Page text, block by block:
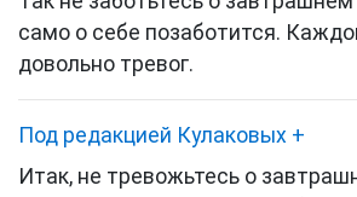
само о себе позаботится.
довольно тревог.
Под редакцией Кулаковых +
Итак, не тревожьтесь о